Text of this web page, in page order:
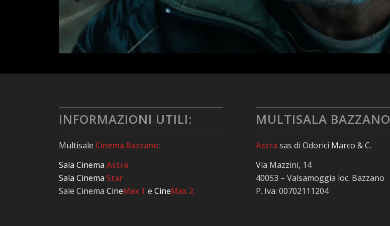
INFORMAZIONI UTILI:
Multisale Cinema Bazzano:
Sala CinemaAstra
Sala Cinema Star
Sale CinemaCineMax 1 eCineMax 2
MULTISALA BAZZANO
Astra sas di Odorici Marco & C.
Via Mazzini, 14
40053 – Valsamoggia loc. Bazzano
P. Iva: 00702111204